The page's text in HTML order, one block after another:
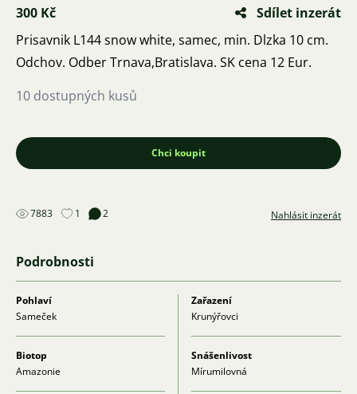
300 Kč
Sdílet inzerát
Prisavnik L144 snow white, samec, min. Dlzka 10 cm.
Odchov. Odber Trnava,Bratislava. SK cena 12 Eur.
10 dostupných kusů
Chci koupit
7883 1 2 Nahlásit inzerát
Podrobnosti
Pohlaví
Sameček
Zařazení
Krunýřovci
Biotop
Amazonie
Snášenlivost
Mírumilovná